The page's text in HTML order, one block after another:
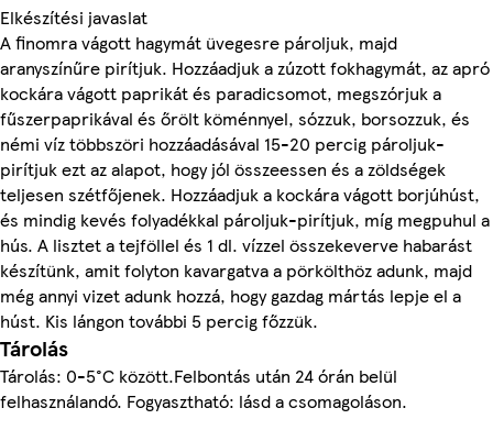
Elkészítési javaslat
A finomra vágott hagymát üvegesre pároljuk, majd
aranyszínűre pirítjuk. Hozzáadjuk a zúzott fokhagymát, az apró
kockára vágott paprikát és paradicsomot, megszórjuk a
fűszerpaprikával és őrölt köménnyel, sózzuk, borsozzuk, és
némi víz többszöri hozzáadásával 15-20 percig pároljuk-
pirítjuk ezt az alapot, hogy jól összeessen és a zöldségek
teljesen szétfőjenek. Hozzáadjuk a kockára vágott borjúhúst,
és mindig kevés folyadékkal pároljuk-pirítjuk, míg megpuhul a
hús. A lisztet a tejföllel és 1 dl. vízzel összekeverve habarást
készítünk, amit folyton kavargatva a pörkölthöz adunk, majd
még annyi vizet adunk hozzá, hogy gazdag mártás lepje el a
húst. Kis lángon további 5 percig főzzük.
Tárolás
Tárolás: 0-5°C között.Felbontás után 24 órán belül
felhasználandó. Fogyasztható: lásd a csomagoláson.